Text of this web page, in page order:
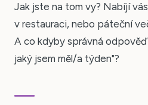
Jak jste na tom vy? Nabíjí
v restauraci, nebo páteční
A co kdyby správná odpověď
jaký jsem měl/a týden"?